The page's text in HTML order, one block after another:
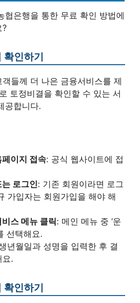
협은행을 통한 무료 확인 방법에
?
확인하기
들께 더 나은 금융서비스를 제
토정비결을 확인할 수 있는 서
공합니다.
이지 접속: 공식 웹사이트에 접
로그인: 기존 회원이라면 로그
가입자는 회원가입을 해야 해
스 메뉴 클릭: 메인 메뉴 중 ‘운
선택해요.
년월일과 성명을 입력한 후 결
요.
확인하기